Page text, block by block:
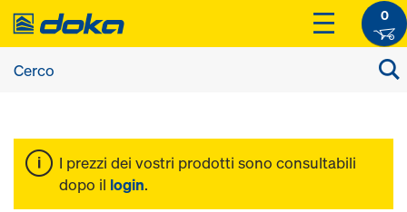
0
I prezzi dei vostri prodotti sono consultabili
dopo il login.